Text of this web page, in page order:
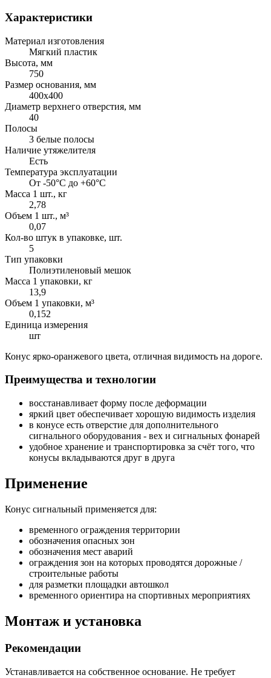
Характеристики
Материал изготовления
Мягкий пластик
Высота, мм
750
Размер основания, мм
400х400
Диаметр верхнего отверстия, мм
40
Полосы
3 белые полосы
Наличие утяжелителя
Есть
Температура эксплуатации
От -50°C до +60°C
Масса 1 шт., кг
2,78
Объем 1 шт., м³
0,07
Кол-во штук в упаковке, шт.
5
Тип упаковки
Полиэтиленовый мешок
Масса 1 упаковки, кг
13,9
Объем 1 упаковки, м³
0,152
Единица измерения
шт
Конус ярко-оранжевого цвета, отличная видимость на дороге.
Преимущества и технологии
восстанавливает форму после деформации
яркий цвет обеспечивает хорошую видимость изделия
в конусе есть отверстие для дополнительного
сигнального оборудования - вех и сигнальных фонарей
удобное хранение и транспортировка за счёт того, что
конусы вкладываются друг в друга
Применение
Конус сигнальный применяется для:
временного ограждения территории
обозначения опасных зон
обозначения мест аварий
ограждения зон на которых проводятся дорожные /
строительные работы
для разметки площадки автошкол
временного ориентира на спортивных мероприятиях
Монтаж и установка
Рекомендации
Устанавливается на собственное основание. Не требует